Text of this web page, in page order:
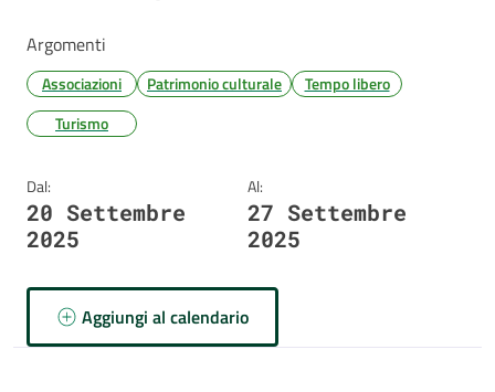
Argomenti
Associazioni Patrimonio culturale
Tempo libero
Turismo
Dal:
20 Settembre
2025
Al:
27 Settembre
2025
Aggiungi al calendario